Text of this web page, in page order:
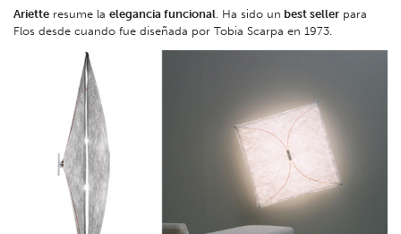
Ariette resume la elegancia funcional . Ha sido un best seller para
Flos desde cuando fue diseñada por Tobia Scarpa en 1973.